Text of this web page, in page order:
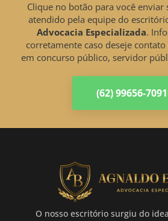
Clique no botão para você enviar
atendido pela equipe do
Advocacia Especializada.
corretamente caso deseje
em concurso público, servidor
(62) 99656-7091
O nosso escritório surgiu do